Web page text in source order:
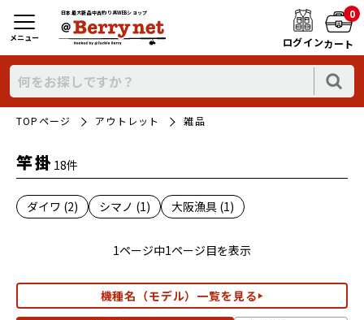
日本最大新品中古釣り具WEBショップ
ログイン
0
カート
メニュー
TOPページ アウトレット 雑品
竿掛 18件
ダイワ (2) シマノ (1) 大阪漁具 (1)
1ページ中1ページ目を表示
機種名（モデル）一覧を見る